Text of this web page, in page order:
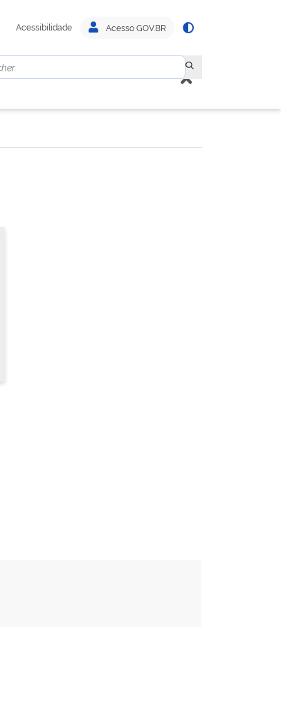
Acessibilidade Acesso GOV.BR